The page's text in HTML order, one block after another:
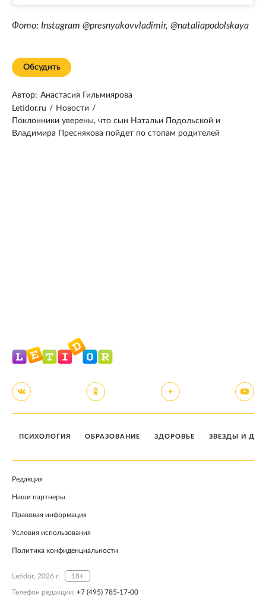
Фото: Instagram @presnyakovvladimir, @nataliapodolskaya
Обсудить
Автор: Анастасия Гильмиярова
Letidor.ru / Новости /
Поклонники уверены, что сын Натальи Подольской и
Владимира Преснякова пойдет по стопам родителей
ПСИХОЛОГИЯ ОБРАЗОВАНИЕ ЗДОРОВЬЕ ЗВЕЗДЫ И
Редакция
Наши партнеры
Правовая информация
Условия использования
Политика конфиденциальности
Letidor, 2026 г. 18+
Телефон редакции: +7 (495) 785-17-00